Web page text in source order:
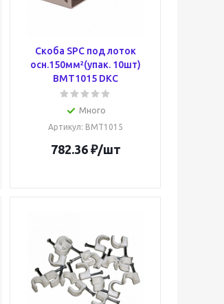
Скоба SPC под лоток
осн.150мм²(упак. 10шт)
BMT1015 DKC
Много
Артикул: BMT1015
782.36₽/шт